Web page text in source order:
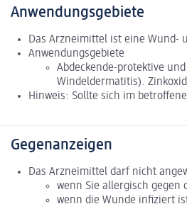
Anwendungsgebiete
Das Arzneimittel ist eine Wund-
Anwendungsgebiete
Abdeckende-protektive
Windeldermatitis).
Hinweis: Sollte sich im
Gegenanzeigen
Das Arzneimittel darf nicht
wenn Sie allergisch gegen
wenn die Wunde infiziert